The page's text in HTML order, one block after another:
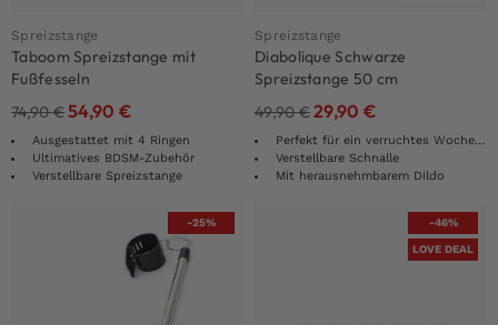
Spreizstange
Taboom Spreizstange mit
Fußfesseln
74,90€54,90 €
Ausgestattet mit 4 Ringen
Ultimatives BDSM-Zubehör
Verstellbare Spreizstange
Spreizstange
Diabolique Schwarze
Spreizstange 50 cm
49,90€29,90 €
Perfekt für ein verruchtes Wochenende!
Verstellbare Schnalle
Mit herausnehmbarem Dildo
-25% -46%
LOVE DEAL